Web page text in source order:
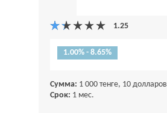
1.00% - 8.65%
Сумма: 1 000 тенге, 10 долларов
Срок: 1 мес.